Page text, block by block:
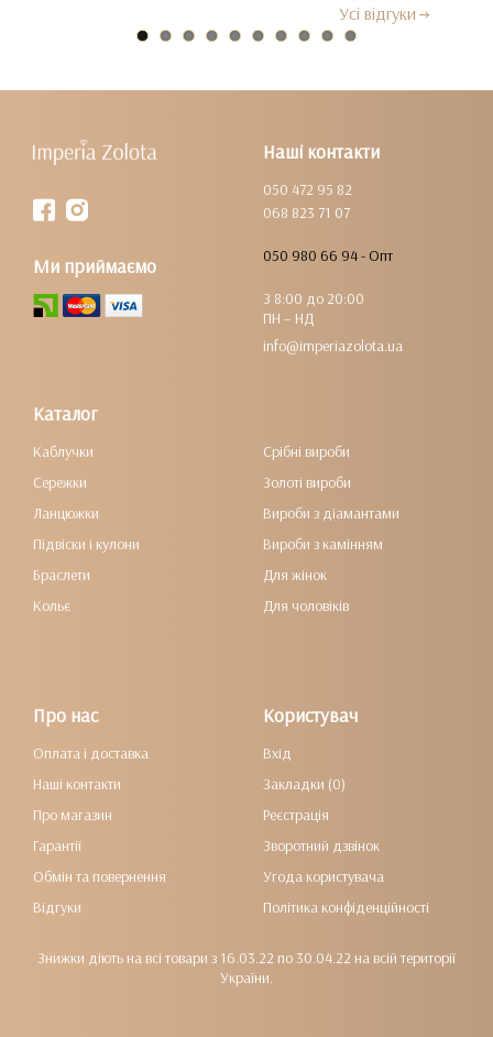
Усi вiдгуки
Наші контакти
050 472 95 82
068 823 71 07
050 980 66 94 - Опт
З 8:00 до 20:00
ПН – НД
info@imperiazolota.ua
Ми приймаємо
Каталог
Каблучки
Сережки
Ланцюжки
Підвіски і кулони
Браслети
Кольє
Срібні вироби
Золоті вироби
Вироби з діамантами
Вироби з камінням
Для жінок
Для чоловіків
Про нас
Оплата і доставка
Наші контакти
Про магазин
Гарантії
Обмін та повернення
Відгуки
Користувач
Вхід
Закладки (0)
Реєстрація
Зворотний дзвінок
Угода користувача
Політика конфіденційності
Знижки діють на всі товари з 16.03.22 по 30.04.22 на всій території
України.